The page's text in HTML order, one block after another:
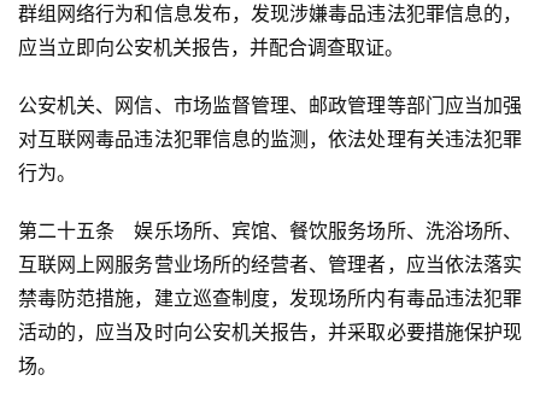
群组网络行为和信息发布，发现涉嫌毒品违法犯罪信息的，
应当立即向公安机关报告，并配合调查取证。
公安机关、网信、市场监督管理、邮政管理等部门应当加强
对互联网毒品违法犯罪信息的监测，依法处理有关违法犯罪
行为。
第二十五条　娱乐场所、宾馆、餐饮服务场所、洗浴场所、
互联网上网服务营业场所的经营者、管理者，应当依法落实
禁毒防范措施，建立巡查制度，发现场所内有毒品违法犯罪
活动的，应当及时向公安机关报告，并采取必要措施保护现
场。